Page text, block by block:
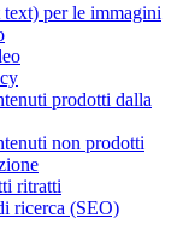
per le immagini
prodotti dalla
non prodotti
ritratti
ricerca (SEO)